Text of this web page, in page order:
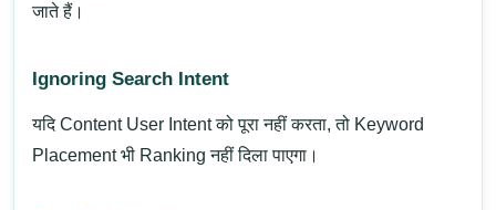
जाते हैं।
Ignoring Search Intent
यदि Content User Intent को पूरा नहीं करता, तो Keyword
Placement भी Ranking नहीं दिला पाएगा।